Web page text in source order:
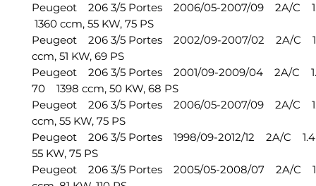
Peugeot 206 3/5 Portes 2006/05-2007/09 2A/C
1360 ccm, 55 KW, 75 PS
Peugeot 206 3/5 Portes 2002/09-2007/02 2A/C
ccm, 51 KW, 69 PS
Peugeot 206 3/5 Portes 2001/09-2009/04 2A/C
70 1398 ccm, 50 KW, 68 PS
Peugeot 206 3/5 Portes 2006/05-2007/09 2A/C
ccm, 55 KW, 75 PS
Peugeot 206 3/5 Portes 1998/09-2012/12 2A/C
55 KW, 75 PS
Peugeot 206 3/5 Portes 2005/05-2008/07 2A/C